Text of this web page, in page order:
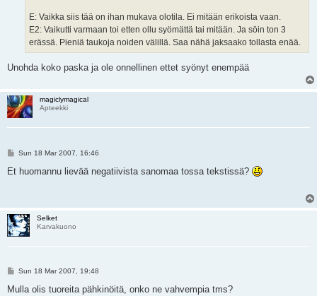
E: Vaikka siis tää on ihan mukava olotila. Ei mitään erikoista vaan.
E2: Vaikutti varmaan toi etten ollu syömättä tai mitään. Ja söin ton 3
erässä. Pieniä taukoja noiden välillä. Saa nähä jaksaako tollasta enää.
Unohda koko paska ja ole onnellinen ettet syönyt enempää
magiclymagical
Apteekki
P
s
Sun 18 Mar 2007, 16:46
Et huomannu lievää negatiivista sanomaa tossa tekstissä?
Selket
Karvakuono
P
s
Sun 18 Mar 2007, 19:48
Mulla olis tuoreita pähkinöitä, onko ne vahvempia tms?